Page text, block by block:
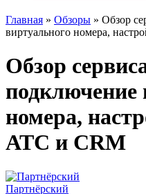
Главная » Обзоры » Обзор
виртуального номера,
Обзор
подключение
номера,
АТС и CRM
Партнёрский